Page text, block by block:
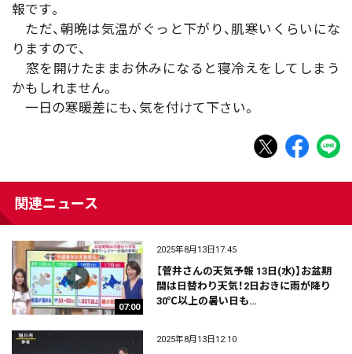
報です。
ただ、朝晩は気温がぐっと下がり、肌寒いくらいにな
りますので、
窓を開けたままお休みになると寝冷えをしてしまう
かもしれません。
一日の寒暖差にも、気を付けて下さい。
関連ニュース
07:00
2025年8月13日17:45
【菅井さんの天気予報 13日(水)】お盆期
間は日替わり天気！2日おきに雨が降り
30℃以上の暑い日も…
2025年8月13日12:10